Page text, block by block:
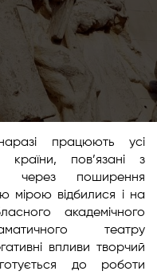
працюють усі
країни, пов’язані з
через поширення
мірою відбилися і на
академічного
театру
впливи творчий
до роботи